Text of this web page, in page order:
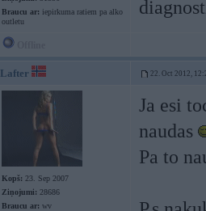
Braucu ar: iepirkuma ratiem pa alko
outletu
Lafter 22. Oct 2012,
Kopš: 23. Sep 2007
Ziņojumi: 28686
Braucu ar: wv
Ja esi
naudas
Pa to